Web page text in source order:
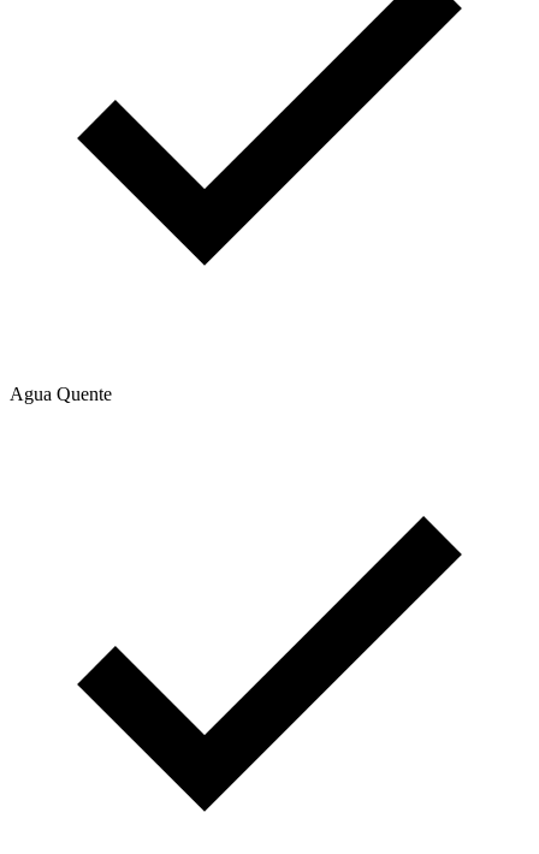
Agua Quente